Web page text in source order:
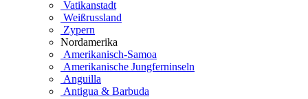
Vatikanstadt
Weißrussland
Zypern
Nordamerika
Amerikanisch-Samoa
Amerikanische Jungferninseln
Anguilla
Antigua & Barbuda